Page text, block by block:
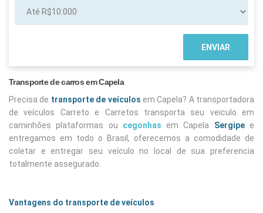
Transporte de carros em Capela
Precisa de transporte de veículos em Capela? A transportadora
de veículos Carreto e Carretos transporta seu veiculo em
caminhões plataformas ou cegonhas em Capela Sergipee
entregamos em todo o Brasil, oferecemos a comodidade de
coletar e entregar seu veículo no local de sua preferencia
totalmente assegurado.
Vantagens do transporte de veículos